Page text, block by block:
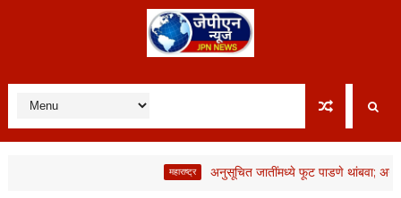
महाराष्ट्र अनुसूचित जातींमध्ये फूट पाडणे थांबवा; अन्यथा